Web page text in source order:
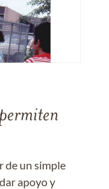
de un simple
apoyo y